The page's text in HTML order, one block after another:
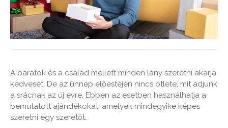
A barátok és a család mellett minden lány szeretni akarja
kedvesét. De az ünnep előestéjén nincs ötlete, mit adjunk
a srácnak az új évre. Ebben az esetben használhatja a
bemutatott ajándékokat, amelyek mindegyike képes
szeretni egy szeretőt.